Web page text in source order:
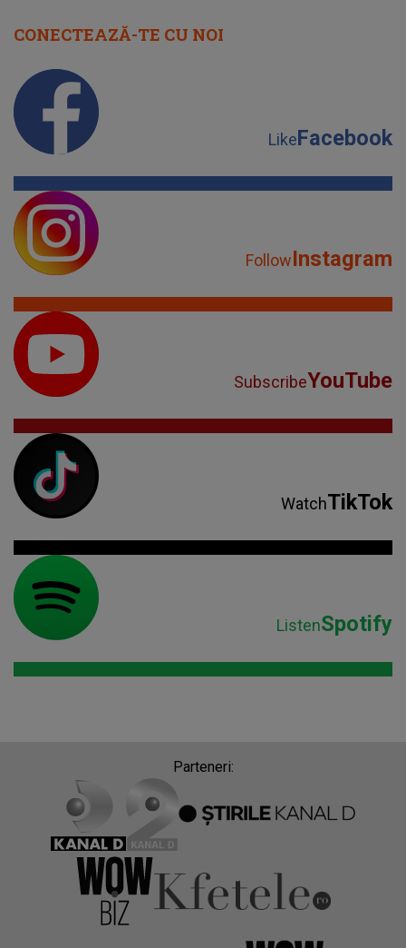
CONECTEAZĂ-TE CU NOI
LikeFacebook
FollowInstagram
SubscribeYouTube
WatchTikTok
ListenSpotify
Parteneri: